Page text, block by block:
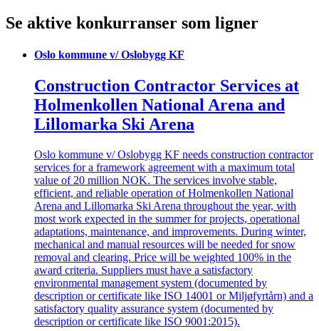
Se aktive konkurranser som ligner
Oslo kommune v/ Oslobygg KF
Construction Contractor Services at
Holmenkollen National Arena and
Lillomarka Ski Arena
Oslo kommune v/ Oslobygg KF needs construction contractor
services for a framework agreement with a maximum total
value of 20 million NOK. The services involve stable,
efficient, and reliable operation of Holmenkollen National
Arena and Lillomarka Ski Arena throughout the year, with
most work expected in the summer for projects, operational
adaptations, maintenance, and improvements. During winter,
mechanical and manual resources will be needed for snow
removal and clearing. Price will be weighted 100% in the
award criteria. Suppliers must have a satisfactory
environmental management system (documented by
description or certificate like ISO 14001 or Miljøfyrtårn) and a
satisfactory quality assurance system (documented by
description or certificate like ISO 9001:2015).